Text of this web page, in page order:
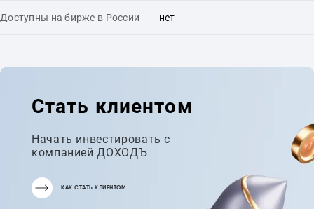
Доступны на бирже в России нет
Стать клиентом
Начать инвестировать с
компанией ДОХОДЪ
КАК СТАТЬ КЛИЕНТОМ